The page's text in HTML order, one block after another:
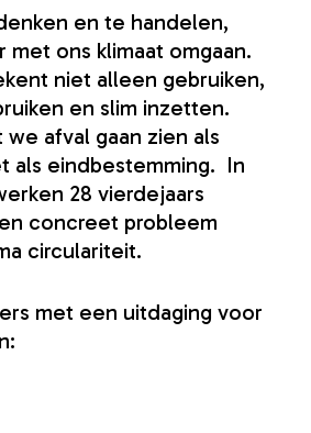
en te handelen,
ons klimaat omgaan.
niet alleen gebruiken,
en slim inzetten.
afval gaan zien als
als eindbestemming. In
28 vierdejaars
concreet probleem
circulariteit.
met een uitdaging voor